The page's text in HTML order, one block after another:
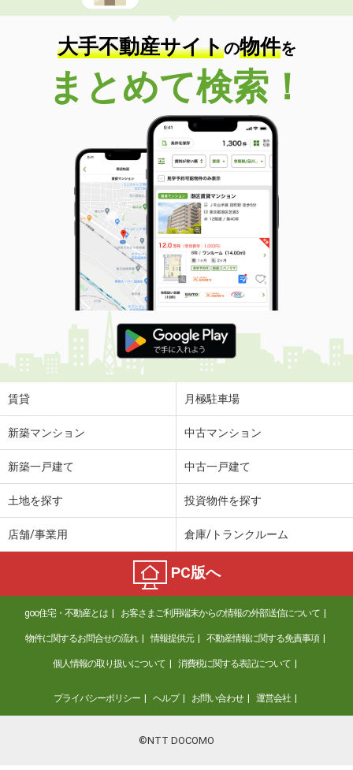
大手不動産サイトの物件を
まとめて検索！
賃貸 月極駐車場
新築マンション 中古マンション
新築一戸建て 中古一戸建て
土地を探す 投資物件を探す
店舗/事業用 倉庫/トランクルーム
PC版へ
goo住宅・不動産とは お客さまご利用端末からの情報の外部送信について
物件に関するお問合せの流れ 情報提供元 不動産情報に関する免責事項
個人情報の取り扱いについて 消費税に関する表記について
プライバシーポリシー ヘルプ お問い合わせ 運営会社
©NTT DOCOMO